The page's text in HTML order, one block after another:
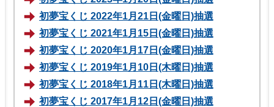
初夢宝くじ 2022年1月21日(金曜日)抽選
初夢宝くじ 2021年1月15日(金曜日)抽選
初夢宝くじ 2020年1月17日(金曜日)抽選
初夢宝くじ 2019年1月10日(木曜日)抽選
初夢宝くじ 2018年1月11日(木曜日)抽選
初夢宝くじ 2017年1月12日(金曜日)抽選